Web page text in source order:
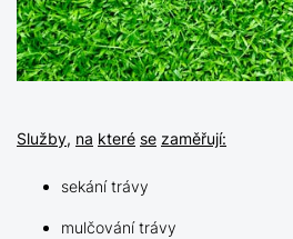
Služby, na které se zaměřují:
sekání trávy
mulčování trávy